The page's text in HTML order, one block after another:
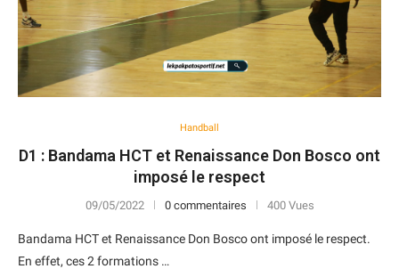
Handball
D1 : Bandama HCT et Renaissance Don Bosco ont
imposé le respect
09/05/2022 0 commentaires 400 Vues
Bandama HCT et Renaissance Don Bosco ont imposé le respect.
En effet, ces 2 formations …